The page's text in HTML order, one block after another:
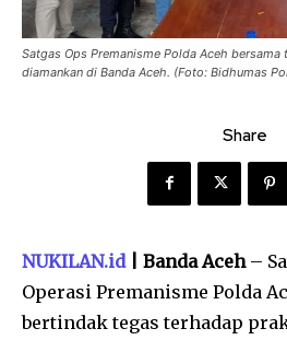
Satgas Ops Premanisme Polda Aceh
diamankan di Banda Aceh. (Foto: Bidhumas
Share
NUKILAN.id| Banda Aceh–
Operasi Premanisme Polda
bertindak tegas terhadap